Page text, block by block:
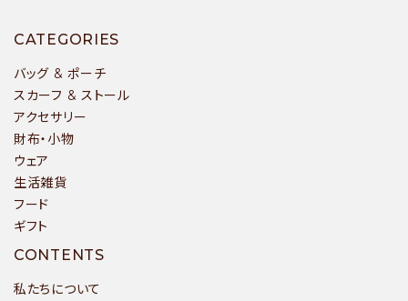
CATEGORIES
バッグ & ポーチ
スカーフ & ストール
アクセサリー
財布・小物
ウェア
生活雑貨
フード
ギフト
CONTENTS
私たちについて